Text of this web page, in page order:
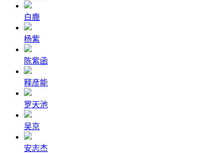
白鹿
杨紫
陈紫函
释彦能
罗天池
吴京
安志杰